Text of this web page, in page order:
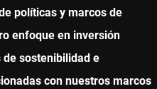
políticas y marcos de
enfoque en inversión
sostenibilidad e
con nuestros marcos